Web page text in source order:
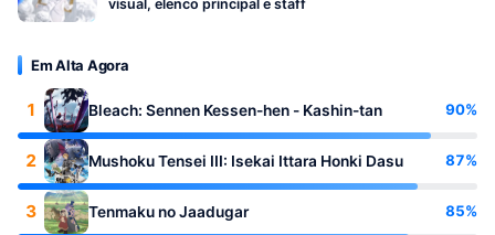
visual, elenco principal e staff
Em Alta Agora
1 Bleach: Sennen Kessen-hen - Kashin-tan 90%
2 Mushoku Tensei III: Isekai Ittara Honki Dasu 87%
3 Tenmaku no Jaadugar 85%